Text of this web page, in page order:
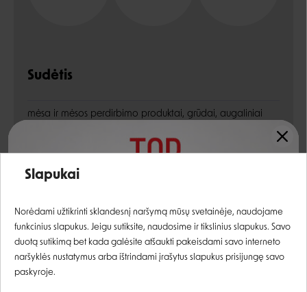
Sudėtis
mėsa ir mėsos perdirbimo produktai, grūdai, augaliniai
Energetinė vertė:
Analitinės sudedamosios dalys
žali baltymai
Registruotis
Slapukai
Norėdami užtikrinti sklandesnį naršymą mūsų svetainėje, naudojame
funkcinius slapukus. Jeigu sutiksite, naudosime ir tikslinius slapukus. Savo
duotą sutikimą bet kada galėsite atšaukti pakeisdami savo interneto
naršyklės nustatymus arba ištrindami įrašytus slapukus prisijungę savo
paskyroje.